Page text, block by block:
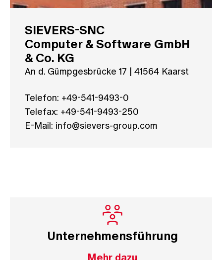
SIEVERS-SNC
Computer & Software GmbH
& Co. KG
An d. Gümpgesbrücke 17 | 41564 Kaarst
Telefon: +49-541-9493-0
Telefax: +49-541-9493-250
E-Mail: info@sievers-group.com
Unternehmensführung